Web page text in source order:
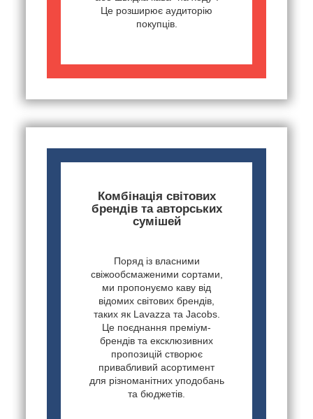
Це розширює аудиторію
покупців.
Комбінація світових
брендів та авторських
сумішей
Поряд із власними
свіжообсмаженими сортами,
ми пропонуємо каву від
відомих світових брендів,
таких як Lavazza та Jacobs.
Це поєднання преміум-
брендів та ексклюзивних
пропозицій створює
привабливий асортимент
для різноманітних уподобань
та бюджетів.